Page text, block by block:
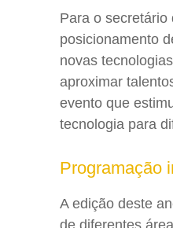
Para o secretário
posicionamento
novas
aproximar
evento que
tecnologia para
Programação
A edição deste